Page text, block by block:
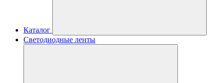
Каталог
Светодиодные ленты